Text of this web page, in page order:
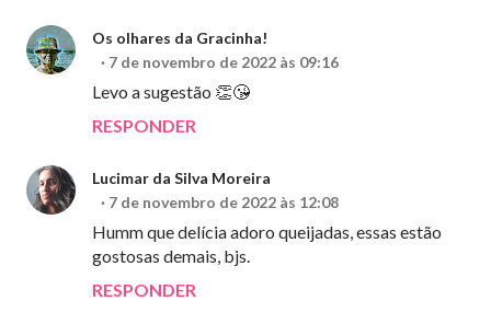
Os olhares da Gracinha!
7 de novembro de 2022 às 09:16
Levo a sugestão 👏😘
RESPONDER
Lucimar da Silva Moreira
7 de novembro de 2022 às 12:08
Humm que delícia adoro queijadas, essas estão
gostosas demais, bjs.
RESPONDER